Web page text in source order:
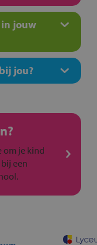
jouw
jou?
om je kind
een